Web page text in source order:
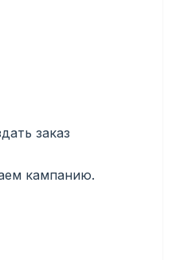
заказ
кампанию.